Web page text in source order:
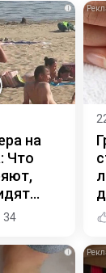
i
на
Что
34
i